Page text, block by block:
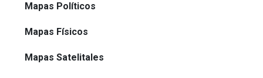
Mapas Políticos
Mapas Físicos
Mapas Satelitales